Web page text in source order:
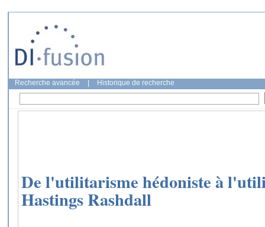
Recherche avancée Historique de recherche
De l'utilitarisme hédoniste à
Hastings Rashdall